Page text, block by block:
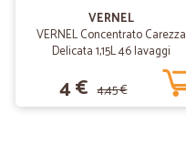
VERNEL
VERNEL Concentrato Carezza
Delicata 1,15L 46 lavaggi
4 € 4,45 €